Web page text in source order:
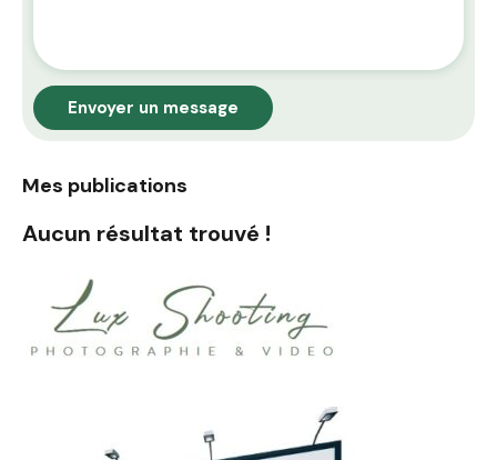
Envoyer un message
Mes publications
Aucun résultat trouvé !